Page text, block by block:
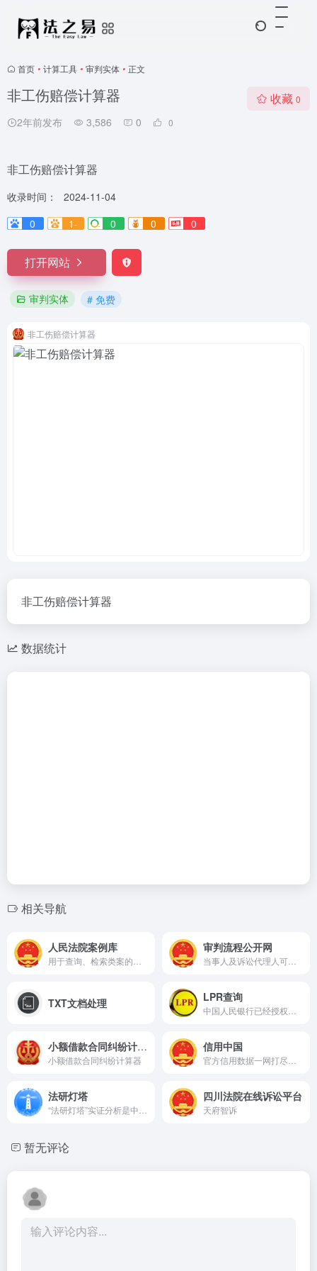
首页 • 计算工具 • 审判实体 • 正文
非工伤赔偿计算器
2年前发布 3,586 0 0
收藏 0
非工伤赔偿计算器
收录时间：
2024-11-04
0
1- 0 0 0
打开网站
审判实体 # 免费
非工伤赔偿计算器
非工伤赔偿计算器
数据统计
相关导航
人民法院案例库 审判流程公开网
TXT文档处理 LPR查询
小额借款合同纠纷计算器
小额借款合同纠纷计算器
信用中国
法研灯塔 四川法院在线诉讼平台
天府智诉
暂无评论